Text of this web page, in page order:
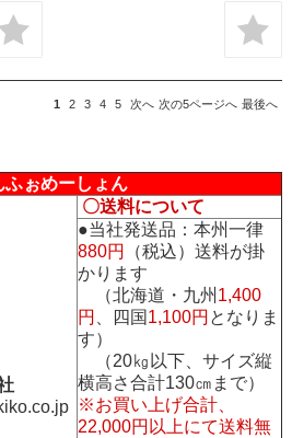
1 2 3 4 5 次へ 次の5ページへ 最後へ
ふぉめーしょん
〇送料について
●当社発送品：本州一律
880円
（税込）送料が掛
かります
（北海道・九州 1,400
円
、四国 1,100円 となりま
す）
（20㎏以下、サイズ縦
横高さ合計130㎝まで）
※お買い上げ合計、
22,000円以上にて送料無